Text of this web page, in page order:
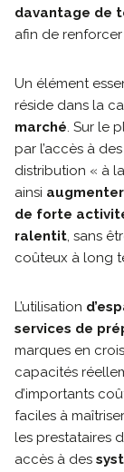
davantage de
afin de
Un élément
réside dans la
marché. Sur le
par l’accès à
distribution « à
ainsi
de forte
ralentit, sans
coûteux à long
L’utilisation
services de
marques en
capacités
d’importants
faciles à
les prestataires
accès à des